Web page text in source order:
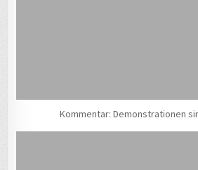
Kommentar: Demonstrationen